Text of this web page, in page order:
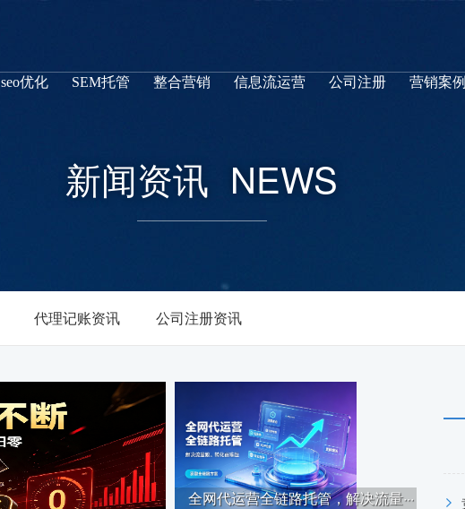
seo优化 SEM托管 整合营销 信息流运营 公司注册 营销案例
新闻资讯 NEWS
代理记账资讯 公司注册资讯
全网代运营全链路托管，解决流量···